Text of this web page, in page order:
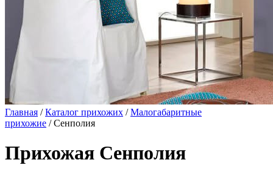
Главная /Каталог прихожих /Малогабаритные
прихожие / Сенполия
Прихожая Сенполия